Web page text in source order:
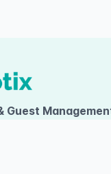
Guest